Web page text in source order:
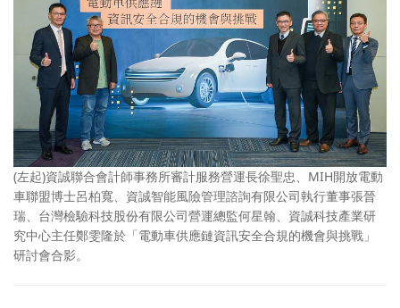
(左起)資誠聯合會計師事務所審計服務營運長徐聖忠、MIH開放電動
車聯盟博士呂柏寬、資誠智能風險管理諮詢有限公司執行董事張晉
瑞、台灣檢驗科技股份有限公司營運總監何星翰、資誠科技產業研
究中心主任鄭雯隆於「電動車供應鏈資訊安全合規的機會與挑戰」
研討會合影。